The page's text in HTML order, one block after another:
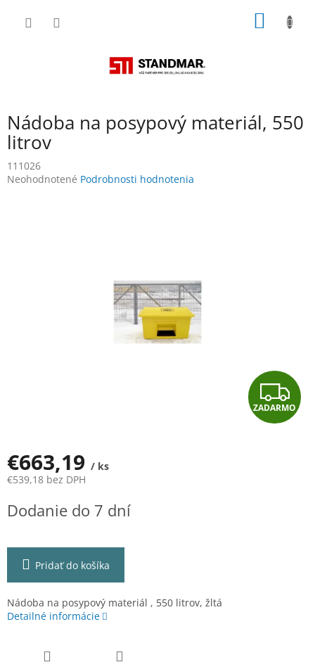
Nádoba na posypový materiál, 550
litrov
111026
Priemerné
Neohodnotené Podrobnosti hodnotenia
Z
A
ZADARMO
€663,19 / ks
€539,18 bez DPH
cena:
Dodanie do 7 dní
Pridať do košíka
Nádoba na posypový materiál , 550 litrov, žltá
Detailné informácie